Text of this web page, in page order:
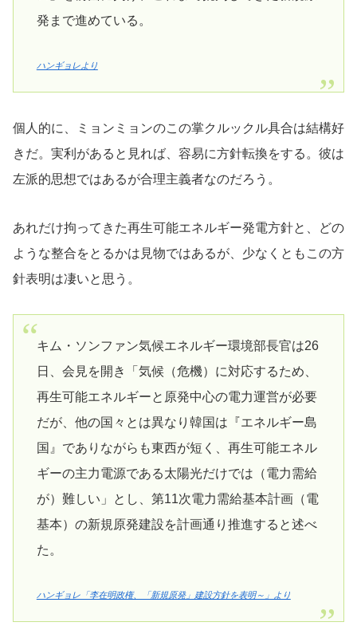
発まで進めている。
ハンギョレより
個人的に、ミョンミョンのこの掌クルックル具合は結構好
きだ。実利があると見れば、容易に方針転換をする。彼は
左派的思想ではあるが合理主義者なのだろう。
あれだけ拘ってきた再生可能エネルギー発電方針と、どの
ような整合をとるかは見物ではあるが、少なくともこの方
針表明は凄いと思う。
キム・ソンファン気候エネルギー環境部長官は26
日、会見を開き「気候（危機）に対応するため、
再生可能エネルギーと原発中心の電力運営が必要
だが、他の国々とは異なり韓国は『エネルギー島
国』でありながらも東西が短く、再生可能エネル
ギーの主力電源である太陽光だけでは（電力需給
が）難しい」とし、第11次電力需給基本計画（電
基本）の新規原発建設を計画通り推進すると述べ
た。
ハンギョレ「李在明政権、「新規原発」建設方針を表明～」より